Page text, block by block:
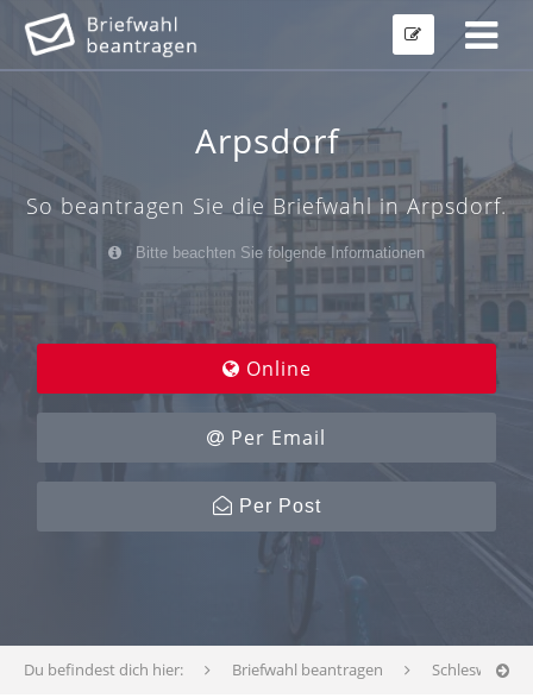
Arpsdorf
So beantragen Sie die Briefwahl in Arpsdorf.
Bitte beachten Sie folgende Informationen
Online
Per Email
Per Post
Du befindest dich hier: Briefwahl beantragen Schleswig-